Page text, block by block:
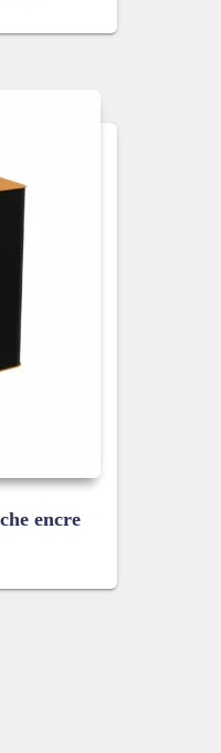
encre